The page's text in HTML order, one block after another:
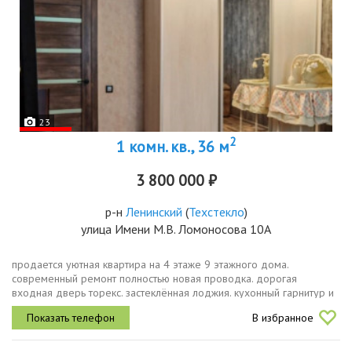
23
1 комн. кв., 36 м2
3 800 000 ₽
р-н Ленинский (Техстекло)
улица Имени М.В. Ломоносова 10А
продается уютная квартира на 4 этаже 9 этажного дома.
современный ремонт полностью новая проводка. дорогая
входная дверь торекс. застеклённая лоджия. кухонный гарнитур и
два шкафа остаются новым владельцам также кондиционер и
водонагреватель. во...
В избранное